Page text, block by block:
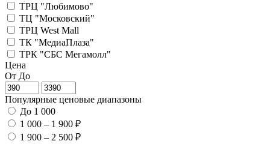
ТРЦ "Любимово"
ТЦ "Московский"
ТРЦ West Mall
ТК "МедиаПлаза"
ТРК "СБС Мегамолл"
Цена
От До
Популярные ценовые диапазоны
До 1 000
1 000 – 1 900 ₽
1 900 – 2 500 ₽